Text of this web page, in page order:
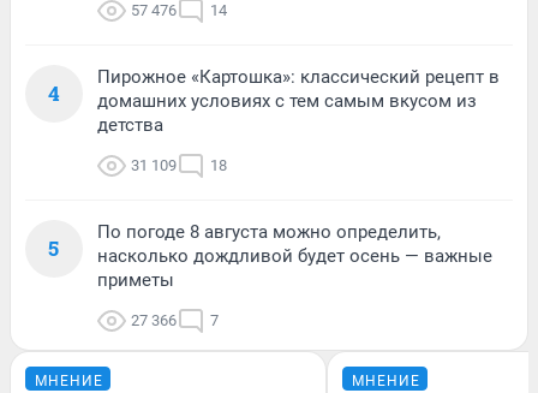
57 476 14
4
Пирожное «Картошка»: классический рецепт в
домашних условиях с тем самым вкусом из
детства
31 109 18
5
По погоде 8 августа можно определить,
насколько дождливой будет осень — важные
приметы
27 366 7
МНЕНИЕ МНЕНИЕ